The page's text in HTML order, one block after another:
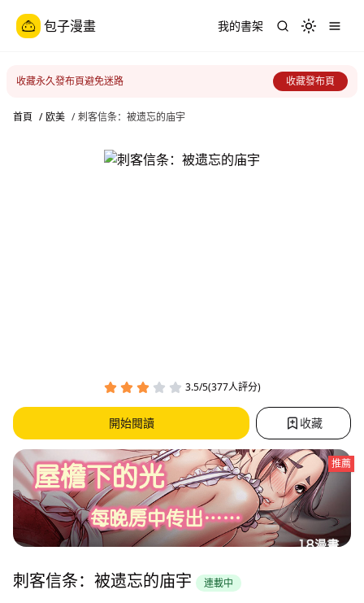
包子漫畫 我的書架 Toggle
收藏永久發布頁避免迷路 收藏發布頁
首頁 / 欧美 / 刺客信条：被遗忘的庙宇
3.5/5(377人評分)
開始閱讀 收藏
推薦
刺客信条：被遗忘的庙宇 連載中